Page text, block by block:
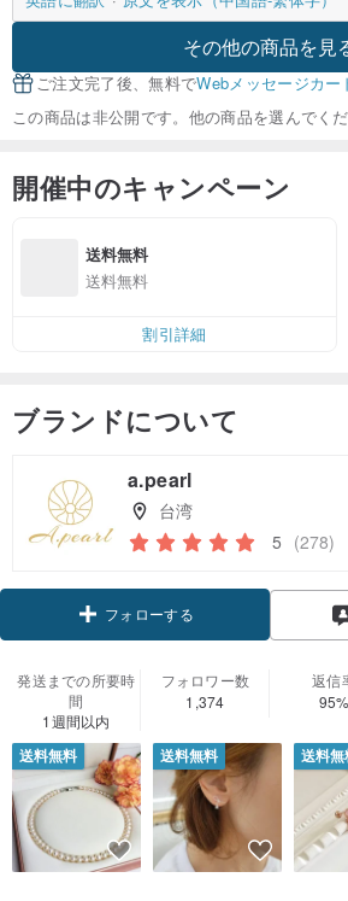
その他の商品を見
ご注文完了後、無料でWebメッセージカー
この商品は非公開です。他の商品を選んでくだ
開催中のキャンペーン
送料無料
送料無料
割引詳細
ブランドについて
a.pearl
台湾
5 (278)
フォローする
発送までの所要時
間
1週間以内
フォロワー数
1,374
返信
95%
送料無料 送料無料 送料無